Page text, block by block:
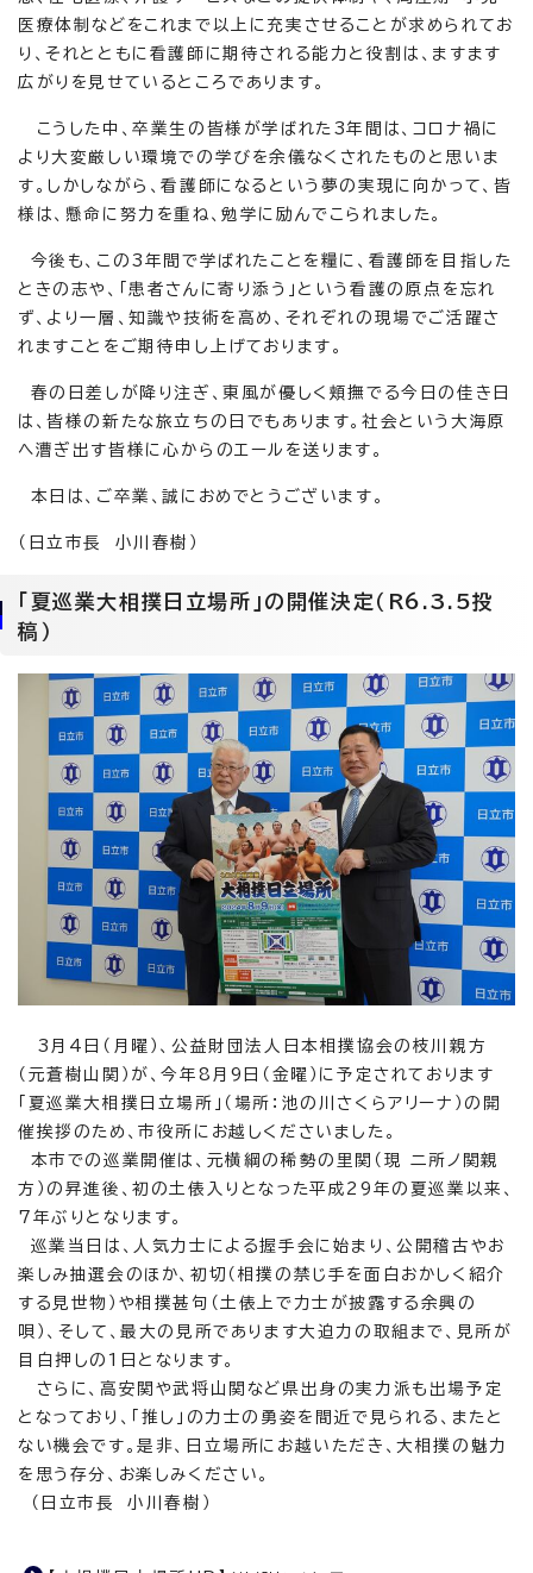
医療体制などをこれまで以上に充実させることが求められてお
り、それとともに看護師に期待される能力と役割は、ますます
広がりを見せているところであります。
こうした中、卒業生の皆様が学ばれた3年間は、コロナ禍に
より大変厳しい環境での学びを余儀なくされたものと思いま
す。しかしながら、看護師になるという夢の実現に向かって、皆
様は、懸命に努力を重ね、勉学に励んでこられました。
今後も、この3年間で学ばれたことを糧に、看護師を目指した
ときの志や、「患者さんに寄り添う」という看護の原点を忘れ
ず、より一層、知識や技術を高め、それぞれの現場でご活躍さ
れますことをご期待申し上げております。
春の日差しが降り注ぎ、東風が優しく頬撫でる今日の佳き日
は、皆様の新たな旅立ちの日でもあります。社会という大海原
へ漕ぎ出す皆様に心からのエールを送ります。
本日は、ご卒業、誠におめでとうございます。
（日立市長 小川春樹）
「夏巡業大相撲日立場所」の開催決定（R6.3.5投
稿）
3月4日（月曜）、公益財団法人日本相撲協会の枝川親方
（元蒼樹山関）が、今年8月9日（金曜）に予定されております
「夏巡業大相撲日立場所」（場所：池の川さくらアリーナ）の開
催挨拶のため、市役所にお越しくださいました。
本市での巡業開催は、元横綱の稀勢の里関（現 二所ノ関親
方）の昇進後、初の土俵入りとなった平成29年の夏巡業以来、
7年ぶりとなります。
巡業当日は、人気力士による握手会に始まり、公開稽古やお
楽しみ抽選会のほか、初切（相撲の禁じ手を面白おかしく紹介
する見世物）や相撲甚句（土俵上で力士が披露する余興の
唄）、そして、最大の見所であります大迫力の取組まで、見所が
目白押しの1日となります。
さらに、高安関や武将山関など県出身の実力派も出場予定
となっており、「推し」の力士の勇姿を間近で見られる、またと
ない機会です。是非、日立場所にお越いただき、大相撲の魅力
を思う存分、お楽しみください。
（日立市長 小川春樹）